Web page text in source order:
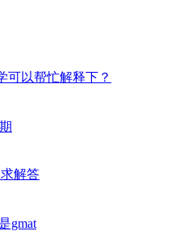
可以帮忙解释下？
解答
gmat